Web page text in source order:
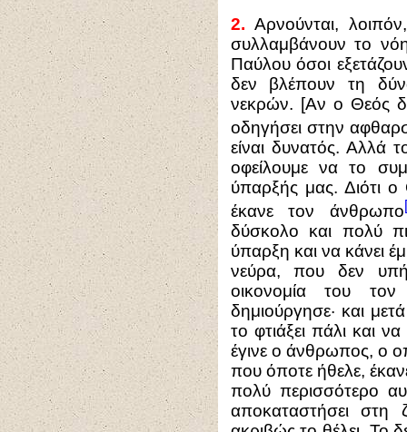
2. Αρνούνται,
συλλαμβάνουν το
Παύλου όσοι
δεν βλέπουν τη
νεκρών. [Αν ο Θεός
οδηγήσει στην
είναι δυνατός. Αλλά
οφείλουμε να το
ύπαρξής μας. Διότι
έκανε τον άνθρωπο
δύσκολο και πολύ
ύπαρξη και να κάνει
νεύρα, που δεν
οικονομία του
δημιούργησε· και
το φτιάξει πάλι και
έγινε ο άνθρωπος, ο
που όποτε ήθελε,
πολύ περισσότερο
αποκαταστήσει στη